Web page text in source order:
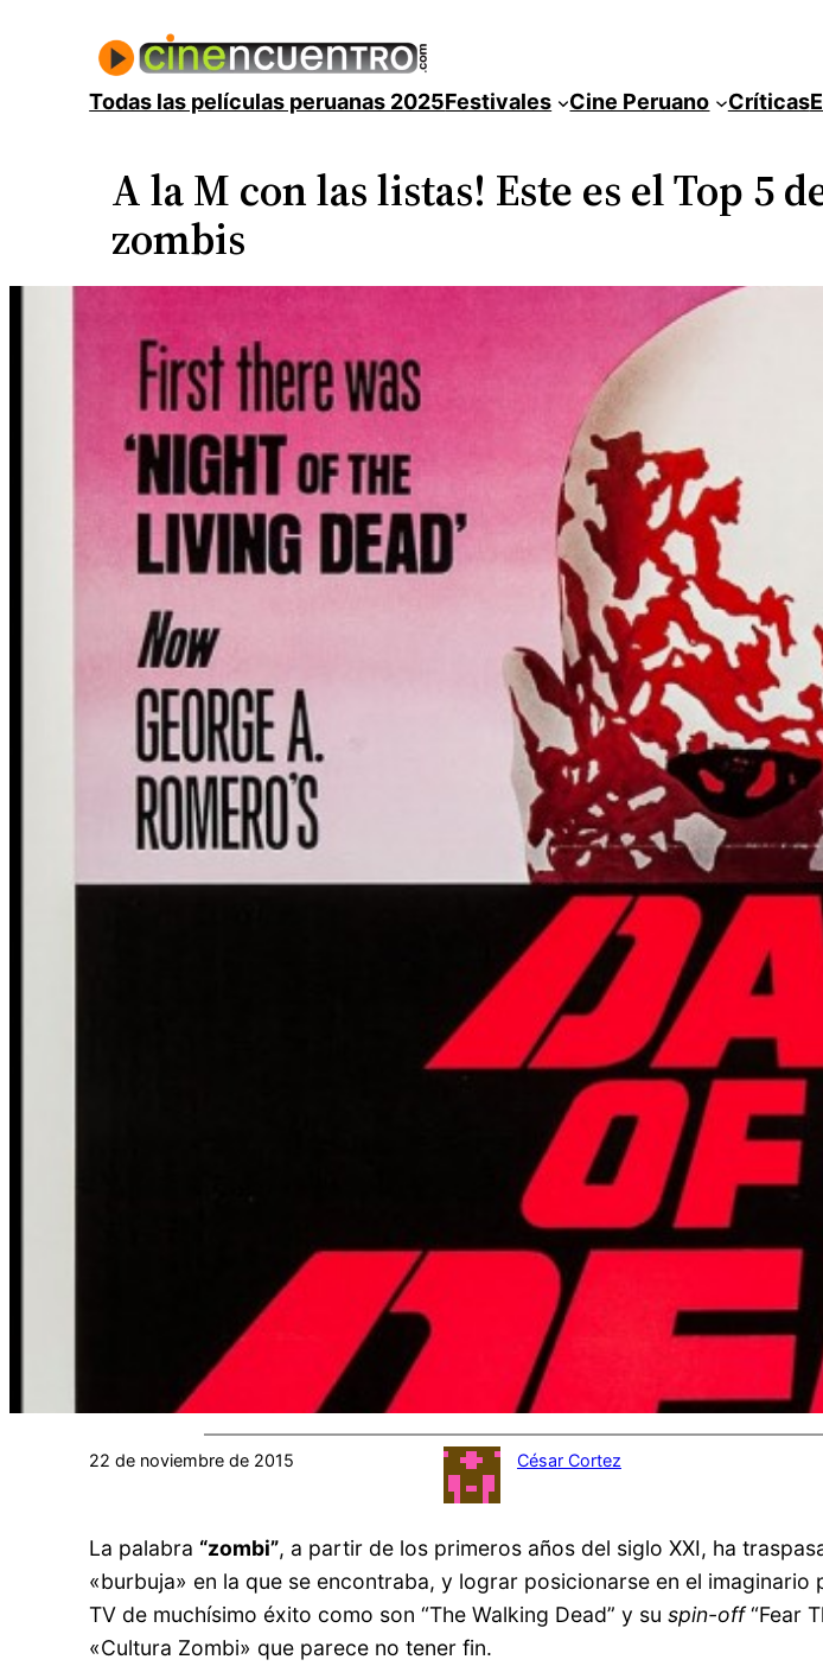
contenidoTodas las películas peruanas 2025Festivales Cine Peruano Críticas
A la M con las listas! Este es el Top 5
zombis
22 de noviembre de 2015 César Cortez
La palabra “zombi”, a partir de los primeros años del siglo XXI, ha
«burbuja» en la que se encontraba, y lograr posicionarse en el
TV de muchísimo éxito como son “The Walking Dead” y suspin-off“Fear
«Cultura Zombi» que parece no tener fin.